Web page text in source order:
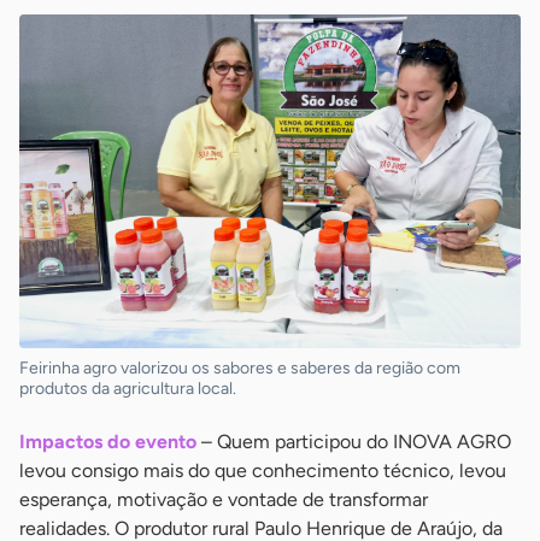
Feirinha agro valorizou os sabores e saberes da região com
produtos da agricultura local.
Impactos do evento – Quem participou do INOVA AGRO
levou consigo mais do que conhecimento técnico, levou
esperança, motivação e vontade de transformar
realidades. O produtor rural Paulo Henrique de Araújo, da